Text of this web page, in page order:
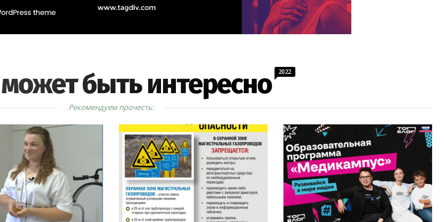
быть интересно 2022
Рекомендуем прочесть: